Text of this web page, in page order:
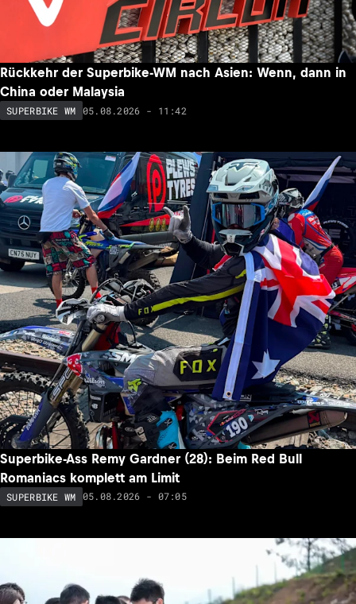
Rückkehr der Superbike-WM nach Asien: Wenn, dann in
China oder Malaysia
SUPERBIKE WM 05.08.2026 - 11:42
Superbike-Ass Remy Gardner (28): Beim Red Bull
Romaniacs komplett am Limit
SUPERBIKE WM 05.08.2026 - 07:05